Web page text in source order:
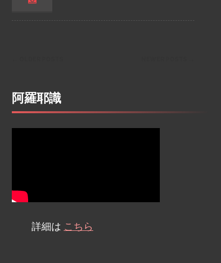
navigation
阿羅耶識
詳細は こちら